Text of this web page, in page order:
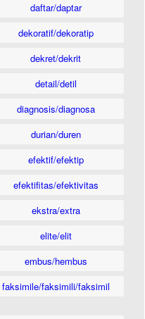
daftar/daptar
dekoratif/dekoratip
dekret/dekrit
detail/detil
diagnosis/diagnosa
durian/duren
efektif/efektip
efektifitas/efektivitas
ekstra/extra
elite/elit
embus/hembus
faksimile/faksimili/faksimil